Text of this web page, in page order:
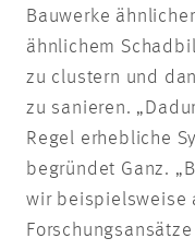
Bauwerke
ähnlichem
zu clustern und
zu sanieren.
Regel erhebliche
begründet Ganz.
wir beispielsweise